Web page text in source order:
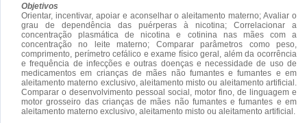
Objetivos
Orientar, incentivar, apoiar e aconselhar o aleitamento materno; Avaliar o
grau de dependência das puérperas à nicotina; Correlacionar a
concentração plasmática de nicotina e cotinina nas mães com a
concentração no leite materno; Comparar parâmetros como peso,
comprimento, perímetro cefálico e exame físico geral, além da ocorrência
e frequência de infecções e outras doenças e necessidade de uso de
medicamentos em crianças de mães não fumantes e fumantes e em
aleitamento materno exclusivo, aleitamento misto ou aleitamento artificial.
Comparar o desenvolvimento pessoal social, motor fino, de linguagem e
motor grosseiro das crianças de mães não fumantes e fumantes e em
aleitamento materno exclusivo, aleitamento misto ou aleitamento artificial.